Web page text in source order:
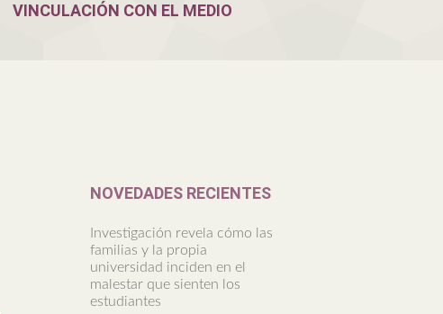
VINCULACIÓN CON EL MEDIO
NOVEDADES RECIENTES
Investigación revela cómo las
familias y la propia
universidad inciden en el
malestar que sienten los
estudiantes